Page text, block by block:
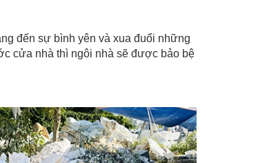
đến sự bình yên và xua đuổi những
cửa nhà thì ngôi nhà sẽ được bảo bệ